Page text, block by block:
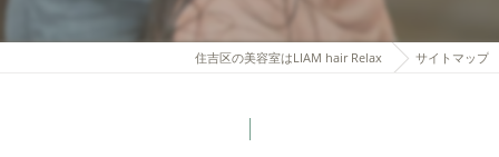
住吉区の美容室はLIAM hair Relax サイトマップ